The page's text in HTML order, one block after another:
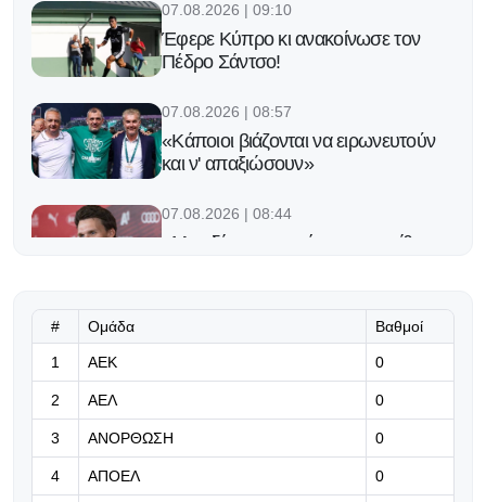
07.08.2026 | 09:10
Έφερε Κύπρο κι ανακοίνωσε τον
Πέδρο Σάντσο!
07.08.2026 | 08:57
«Κάποιοι βιάζονται να ειρωνευτούν
και ν' απαξιώσουν»
07.08.2026 | 08:44
«Μας δίνει τρομερή αυτοπεποίθηση,
Λουίζ: «Θα ήταν άλλη έκβαση, αν
είχαμε προηγηθεί»
07.08.2026 | 08:18
«Γκρέμισαν» τη Φλωρεντία στην
υποδοχή του Μασταντουόνο! (vid)
# Ομάδα Βαθμοί
1 ΑΕΚ 0
2 ΑΕΛ 0
3 ΑΝΟΡΘΩΣΗ 0
4 ΑΠΟΕΛ 0